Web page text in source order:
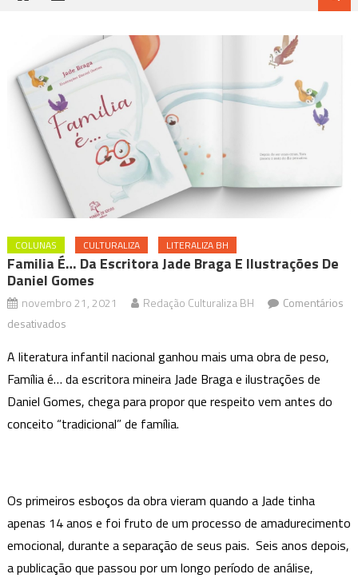
COLUNAS CULTURALIZA LITERALIZA BH
Familia É… Da Escritora Jade Braga E Ilustrações De
Daniel Gomes
novembro 21, 2021 Redação Culturaliza BH
Comentários
desativadosem
é…
da
escritora
Jade
de
Daniel
Gomes
A literatura infantil nacional ganhou mais uma obra de peso,
Família é… da escritora mineira Jade Braga e ilustrações de
Daniel Gomes, chega para propor que respeito vem antes do
conceito “tradicional” de família.
Os primeiros esboços da obra vieram quando a Jade tinha
apenas 14 anos e foi fruto de um processo de amadurecimento
emocional, durante a separação de seus pais. Seis anos depois,
a publicação que passou por um longo período de análise,